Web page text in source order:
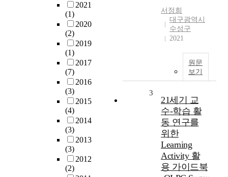
2021
(1)
2020
(2)
2019
(1)
2017
(7)
2016
(3)
2015
(4)
2014
(3)
2013
(3)
2012
(2)
서정희
대구광역시
수성구
2021
원문
보기
3
21세기 교
수-학습 활
동 연구를
위한
Learning
Activity 활
용 가이드북